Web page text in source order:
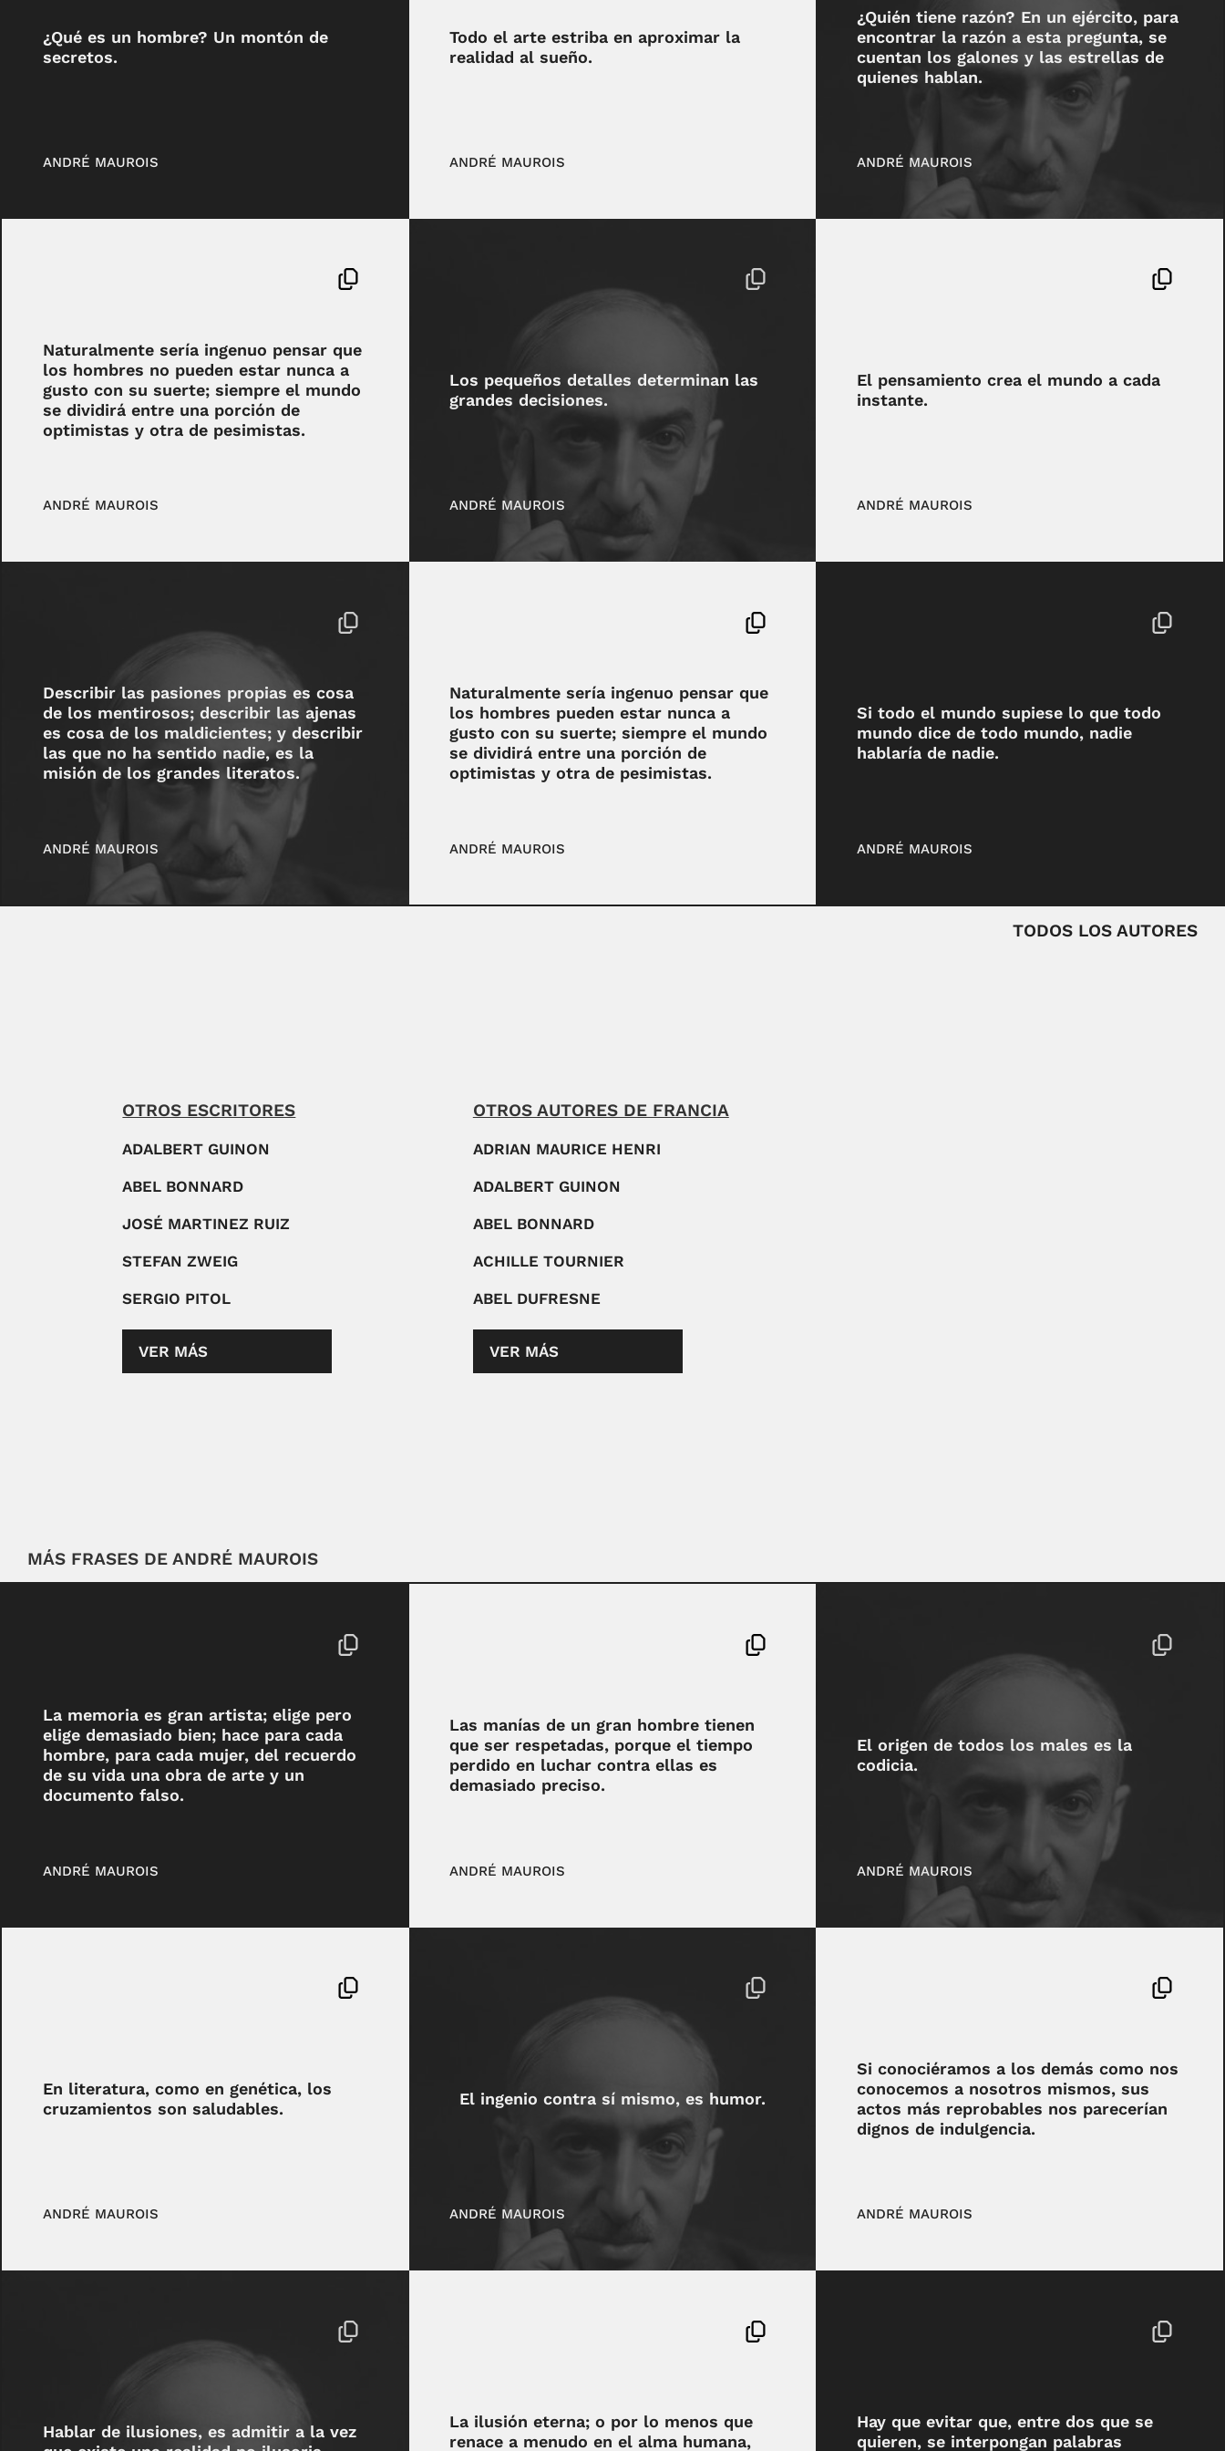
¿Qué es un hombre? Un montón de
secretos.
ANDRÉ MAUROIS
Todo el arte estriba en aproximar la
realidad al sueño.
ANDRÉ MAUROIS
¿Quién tiene razón? En un ejército, para
encontrar la razón a esta pregunta, se
cuentan los galones y las estrellas de
quienes hablan.
ANDRÉ MAUROIS
Naturalmente sería ingenuo pensar que
los hombres no pueden estar nunca a
gusto con su suerte; siempre el mundo
se dividirá entre una porción de
optimistas y otra de pesimistas.
ANDRÉ MAUROIS
Los pequeños detalles determinan las
grandes decisiones.
ANDRÉ MAUROIS
El pensamiento crea el mundo a cada
instante.
ANDRÉ MAUROIS
Describir las pasiones propias es cosa
de los mentirosos; describir las ajenas
es cosa de los maldicientes; y describir
las que no ha sentido nadie, es la
misión de los grandes literatos.
ANDRÉ MAUROIS
Naturalmente sería ingenuo pensar que
los hombres pueden estar nunca a
gusto con su suerte; siempre el mundo
se dividirá entre una porción de
optimistas y otra de pesimistas.
ANDRÉ MAUROIS
Si todo el mundo supiese lo que todo
mundo dice de todo mundo, nadie
hablaría de nadie.
ANDRÉ MAUROIS
TODOS LOS AUTORES
OTROS ESCRITORES
ADALBERT GUINON
ABEL BONNARD
JOSÉ MARTINEZ RUIZ
STEFAN ZWEIG
SERGIO PITOL
VER MÁS
OTROS AUTORES DE FRANCIA
ADRIAN MAURICE HENRI
ADALBERT GUINON
ABEL BONNARD
ACHILLE TOURNIER
ABEL DUFRESNE
VER MÁS
MÁS FRASES DE ANDRÉ MAUROIS
La memoria es gran artista; elige pero
elige demasiado bien; hace para cada
hombre, para cada mujer, del recuerdo
de su vida una obra de arte y un
documento falso.
ANDRÉ MAUROIS
Las manías de un gran hombre tienen
que ser respetadas, porque el tiempo
perdido en luchar contra ellas es
demasiado preciso.
ANDRÉ MAUROIS
El origen de todos los males es la
codicia.
ANDRÉ MAUROIS
En literatura, como en genética, los
cruzamientos son saludables.
ANDRÉ MAUROIS
El ingenio contra sí mismo, es humor.
ANDRÉ MAUROIS
Si conociéramos a los demás como nos
conocemos a nosotros mismos, sus
actos más reprobables nos parecerían
dignos de indulgencia.
ANDRÉ MAUROIS
Hablar de ilusiones, es admitir a la vez
La ilusión eterna; o por lo menos que
renace a menudo en el alma humana,
Hay que evitar que, entre dos que se
quieren, se interpongan palabras